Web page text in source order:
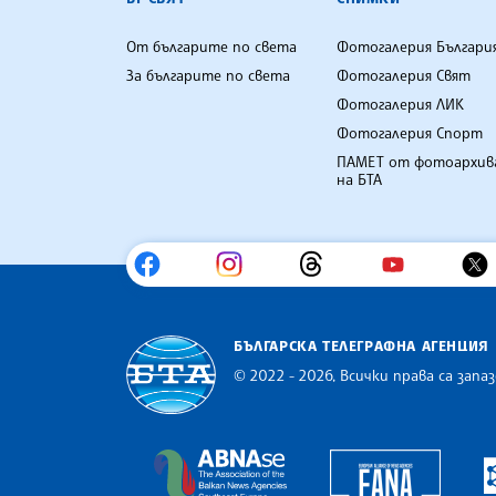
От българите по света
За българите по света
Фотогалерия
Фотогалерия Свят
Фотогалерия ЛИК
Фотогалерия Спорт
ПАМЕТ от
на БТА
БЪЛГАРСКА ТЕЛЕГРАФНА АГЕНЦИЯ
© 2022 - 2026, Всички права са
The Assocoation of the